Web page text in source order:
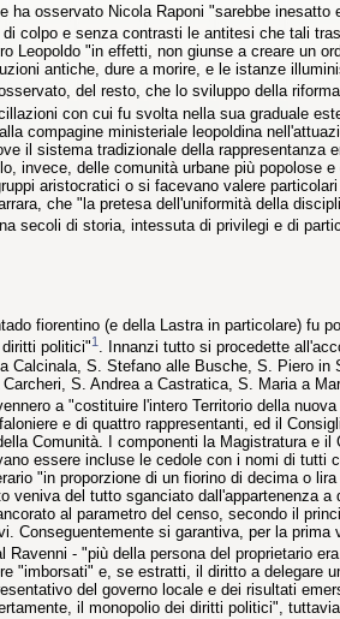
ha osservato Nicola Raponi "sarebbe
colpo e senza contrasti le antitesi che tali
Leopoldo "in effetti, non giunse a creare un
antiche, dure a morire, e le istanze
del resto, che lo sviluppo della
con cui fu svolta nella sua graduale
compagine ministeriale leopoldina
il sistema tradizionale della
invece, delle comunità urbane più popolose
aristocratici o si facevano valere
che "la pretesa dell'uniformità della
secoli di storia, intessuta di privilegi e di
fiorentino (e della Lastra in particolare) fu
politici"1. Innanzi tutto si procedette
Calcinala, S. Stefano alle Busche, S. Piero
S. Andrea a Castratica, S. Maria a
a "costituire l'intero Territorio della
e di quattro rappresentanti, ed il
Comunità. I componenti la Magistratura e
essere incluse le cedole con i nomi di
"in proporzione di un fiorino di decima o
veniva del tutto sganciato dall'appartenenza
al parametro del censo, secondo il
Conseguentemente si garantiva, per la
Ravenni - "più della persona del proprietario
"imborsati" e, se estratti, il diritto a delegare
del governo locale e dei risultati
il monopolio dei diritti politici",